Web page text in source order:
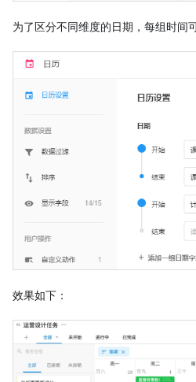
为了区分不同维度的日期，每组时间
效果如下：